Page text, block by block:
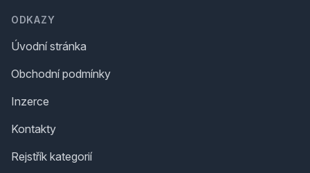
ODKAZY
Úvodní stránka
Obchodní podmínky
Inzerce
Kontakty
Rejstřík kategorií